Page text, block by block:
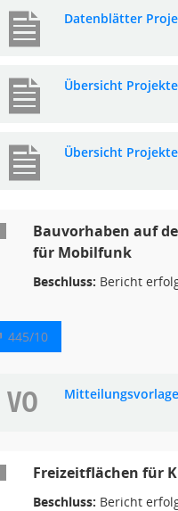
Datenblätter
Übersicht Projekte
Übersicht Projekte
Bauvorhaben auf
für Mobilfunk
Beschluss: Bericht
445/10
VO
Freizeitflächen für
Beschluss: Bericht